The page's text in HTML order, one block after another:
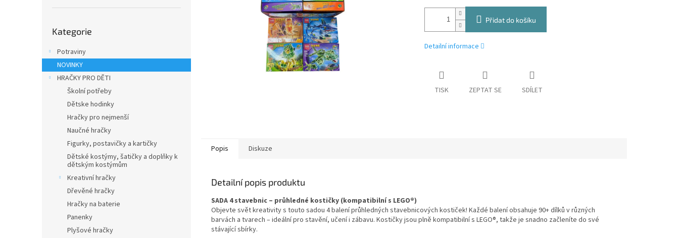
kategorie
Kategorie
Potraviny
NOVINKY
HRAČKY PRO DĚTI
Školní potřeby
Dětske hodinky
Hračky pro nejmenší
Naučné hračky
Figurky, postavičky a kartičky
Dětské kostýmy, šatičky a doplňky k
dětským kostýmům
Kreativní hračky
Dřevěné hračky
Hračky na baterie
Panenky
Plyšové hračky
Přidat do košíku
Detailní informace
TISK ZEPTAT SE SDÍLET
Popis Diskuze
Detailní popis produktu
SADA 4 stavebnic – průhledné kostičky (kompatibilní s LEGO®)
Objevte svět kreativity s touto sadou 4 balení průhledných stavebnicových kostiček! Každé balení obsahuje 90+ dílků v různých
barvách a tvarech – ideální pro stavění, učení i zábavu. Kostičky jsou plně kompatibilní s LEGO®, takže je snadno začleníte do své
stávající sbírky.